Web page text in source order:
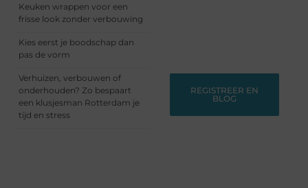
Keuken wrappen voor een
frisse look zonder verbouwing
Kies eerst je boodschap dan
pas de vorm
Verhuizen, verbouwen of
onderhouden? Zo bespaart
een klusjesman Rotterdam je
tijd en stress
REGISTREER EN
BLOG